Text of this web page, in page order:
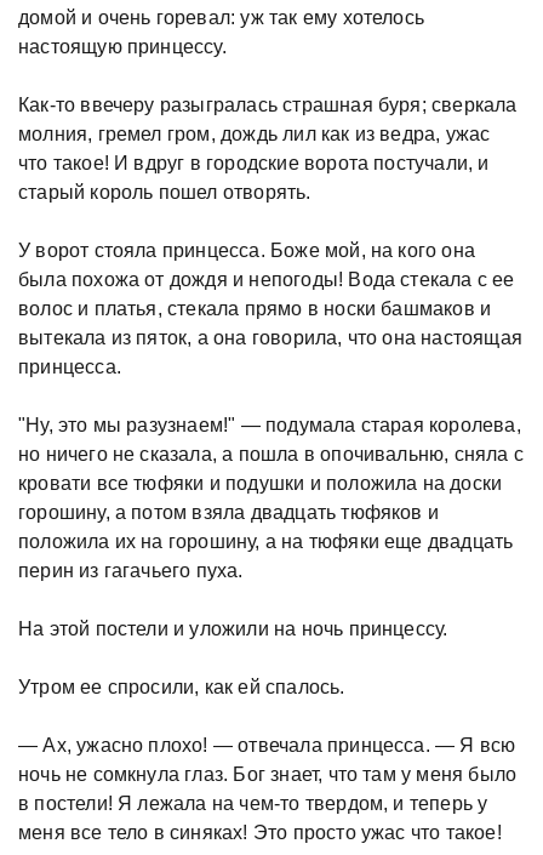
домой и очень горевал: уж так ему хотелось
настоящую принцессу.
Как-то ввечеру разыгралась страшная буря; сверкала
молния, гремел гром, дождь лил как из ведра, ужас
что такое! И вдруг в городские ворота постучали, и
старый король пошел отворять.
У ворот стояла принцесса. Боже мой, на кого она
была похожа от дождя и непогоды! Вода стекала с ее
волос и платья, стекала прямо в носки башмаков и
вытекала из пяток, а она говорила, что она настоящая
принцесса.
"Ну, это мы разузнаем!" — подумала старая королева,
но ничего не сказала, а пошла в опочивальню, сняла с
кровати все тюфяки и подушки и положила на доски
горошину, а потом взяла двадцать тюфяков и
положила их на горошину, а на тюфяки еще двадцать
перин из гагачьего пуха.
На этой постели и уложили на ночь принцессу.
Утром ее спросили, как ей спалось.
— Ах, ужасно плохо! — отвечала принцесса. — Я всю
ночь не сомкнула глаз. Бог знает, что там у меня было
в постели! Я лежала на чем-то твердом, и теперь у
меня все тело в синяках! Это просто ужас что такое!